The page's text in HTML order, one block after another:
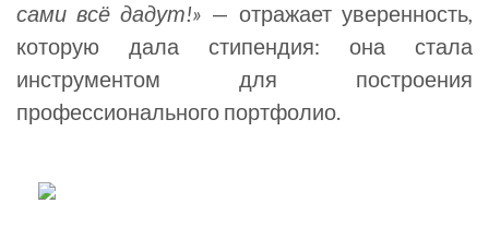
сами всё дадут!» — отражает уверенность,
которую дала стипендия: она стала
инструментом для построения
профессионального портфолио.